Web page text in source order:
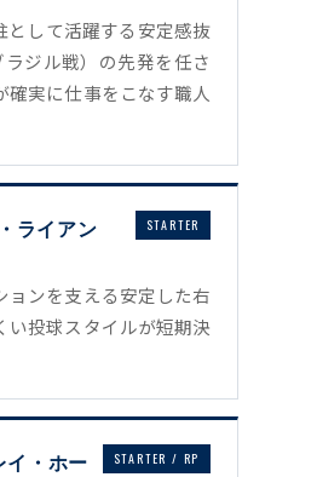
として活躍する安定感抜
ジル戦）の先発を任さ
確実に仕事をこなす職人
ライアン STARTER
ョンを支える安定した右
い投球スタイルが短期決
・ホー
STARTER / RP